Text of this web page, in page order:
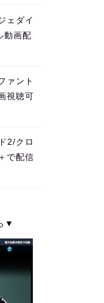
ェダイ
動画配
ァント
視聴可
2/クロ
で配信
▼